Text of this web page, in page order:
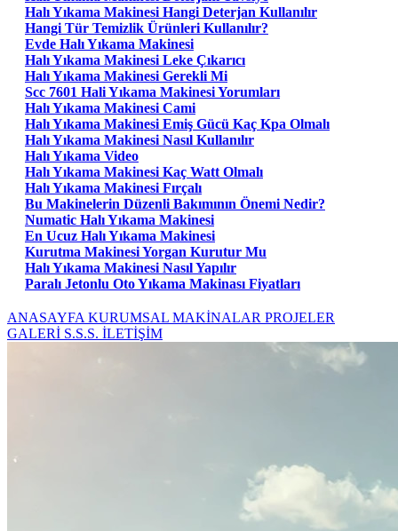
Halı Yıkama Makinesi Hangi Deterjan Kullanılır
Hangi Tür Temizlik Ürünleri Kullanılır?
Evde Halı Yıkama Makinesi
Halı Yıkama Makinesi Leke Çıkarıcı
Halı Yıkama Makinesi Gerekli Mi
Scc 7601 Hali Yıkama Makinesi Yorumları
Halı Yıkama Makinesi Cami
Halı Yıkama Makinesi Emiş Gücü Kaç Kpa Olmalı
Halı Yıkama Makinesi Nasıl Kullanılır
Halı Yıkama Video
Halı Yıkama Makinesi Kaç Watt Olmalı
Halı Yıkama Makinesi Fırçalı
Bu Makinelerin Düzenli Bakımının Önemi Nedir?
Numatic Halı Yıkama Makinesi
En Ucuz Halı Yıkama Makinesi
Kurutma Makinesi Yorgan Kurutur Mu
Halı Yıkama Makinesi Nasıl Yapılır
Paralı Jetonlu Oto Yıkama Makinası Fiyatları
ANASAYFA KURUMSAL MAKİNALAR PROJELER
GALERİ S.S.S. İLETİŞİM